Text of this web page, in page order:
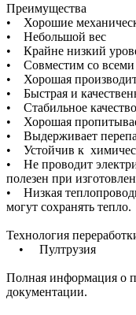
Преимущества
• Хорошие
• Небольшой вес
• Крайне низкий
• Совместим со
• Хорошая
• Быстрая и
• Стабильное качество
• Хорошая
• Выдерживает
• Устойчив к
• Не проводит
полезен при
• Низкая
могут сохранять тепло.
Технология
• Пултрузия
Полная информация о
документации.